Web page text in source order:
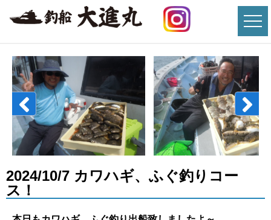
2024/10/7 カワハギ、ふぐ釣りコー
ス！